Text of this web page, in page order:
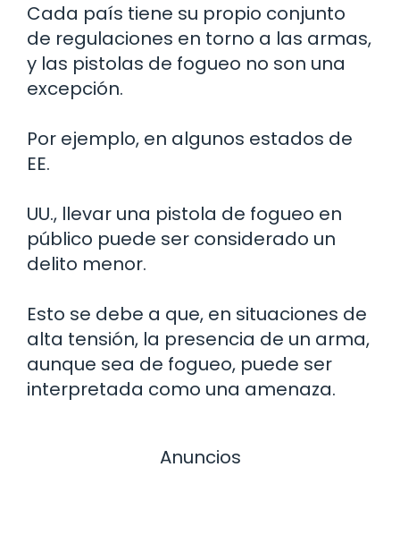
Cada país tiene su propio conjunto
de regulaciones en torno a las armas,
y las pistolas de fogueo no son una
excepción.
Por ejemplo, en algunos estados de
EE.
UU., llevar una pistola de fogueo en
público puede ser considerado un
delito menor.
Esto se debe a que, en situaciones de
alta tensión, la presencia de un arma,
aunque sea de fogueo, puede ser
interpretada como una amenaza.
Anuncios